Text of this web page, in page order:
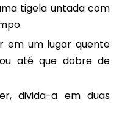
tigela untada com
em um lugar quente
até que dobre de
divida-a em duas